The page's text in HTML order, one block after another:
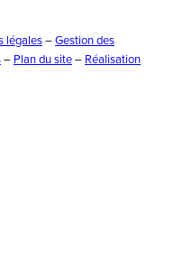
légales–Gestion des
– Plan du site– Réalisation